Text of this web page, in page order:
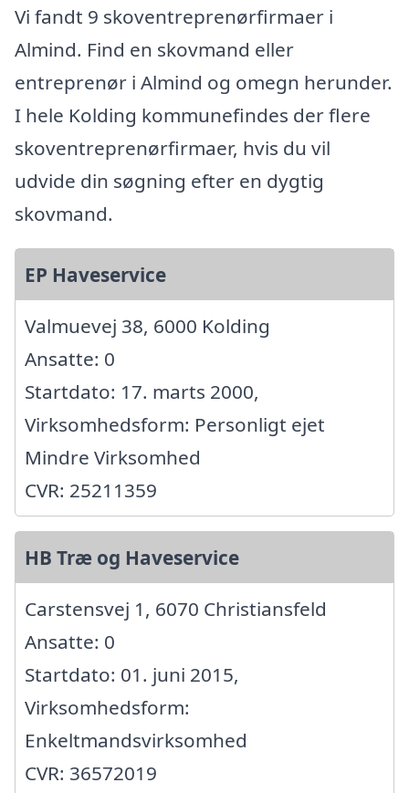
Vi fandt 9 skoventreprenørfirmaer i
Almind. Find en skovmand eller
entreprenør i Almind og omegn herunder.
I hele Kolding kommunefindes der flere
skoventreprenørfirmaer, hvis du vil
udvide din søgning efter en dygtig
skovmand.
EP Haveservice
Valmuevej 38, 6000 Kolding
Ansatte: 0
Startdato: 17. marts 2000,
Virksomhedsform: Personligt ejet
Mindre Virksomhed
CVR: 25211359
HB Træ og Haveservice
Carstensvej 1, 6070 Christiansfeld
Ansatte: 0
Startdato: 01. juni 2015,
Virksomhedsform:
Enkeltmandsvirksomhed
CVR: 36572019